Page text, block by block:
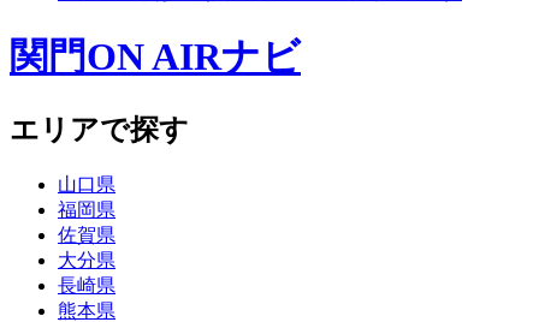
関門ON AIRナビ
エリアで探す
山口県
福岡県
佐賀県
大分県
長崎県
熊本県